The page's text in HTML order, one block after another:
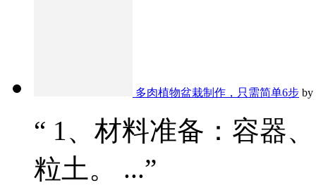
多肉植物盆栽制作，只需简单6步 by
“ 1、材料准备：容器
粒土。 ...”